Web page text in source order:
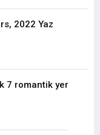
2022 Yaz
7 romantik yer